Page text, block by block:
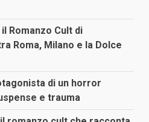
Romanzo Cult di
Roma, Milano e la Dolce
di un horror
e trauma